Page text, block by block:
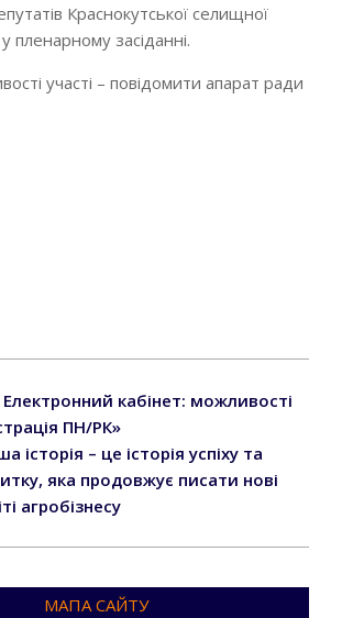
Краснокутської селищної
пленарному засіданні.
участі – повідомити апарат ради
Електронний кабінет: можливості
ПН/РК»
історія – це історія успіху та
яка продовжує писати нові
агробізнесу
МАПА САЙТУ